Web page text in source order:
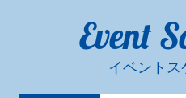
Event
イベント